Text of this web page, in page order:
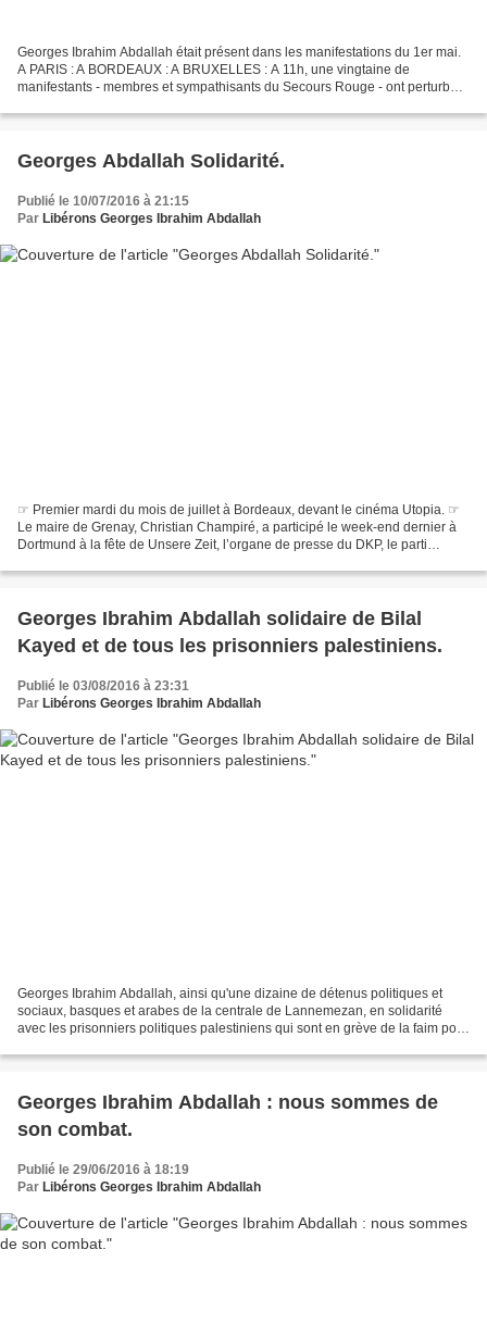
Georges Ibrahim Abdallah était présent dans les manifestations du 1er mai.
A PARIS : A BORDEAUX : A BRUXELLES : A 11h, une vingtaine de
manifestants - membres et sympathisants du Secours Rouge - ont perturbé
Georges Abdallah Solidarité.
Publié le 10/07/2016 à 21:15
Par Libérons Georges Ibrahim Abdallah
☞ Premier mardi du mois de juillet à Bordeaux, devant le cinéma Utopia. ☞
Le maire de Grenay, Christian Champiré, a participé le week-end dernier à
Dortmund à la fête de Unsere Zeit, l’organe de presse du DKP, le parti
Georges Ibrahim Abdallah solidaire de Bilal
Kayed et de tous les prisonniers palestiniens.
Publié le 03/08/2016 à 23:31
Par Libérons Georges Ibrahim Abdallah
Georges Ibrahim Abdallah, ainsi qu'une dizaine de détenus politiques et
sociaux, basques et arabes de la centrale de Lannemezan, en solidarité
avec les prisonniers politiques palestiniens qui sont en grève de la faim pour
Georges Ibrahim Abdallah : nous sommes de
son combat.
Publié le 29/06/2016 à 18:19
Par Libérons Georges Ibrahim Abdallah